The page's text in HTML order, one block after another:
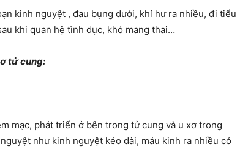
kinh nguyệt , đau bụng dưới, khí hư ra nhiều, đi tiểu
khi quan hệ tình dục, khó mang thai…
tử cung:
mạc, phát triển ở bên trong tử cung và u xơ trong
như kinh nguyệt kéo dài, máu kinh ra nhiều có